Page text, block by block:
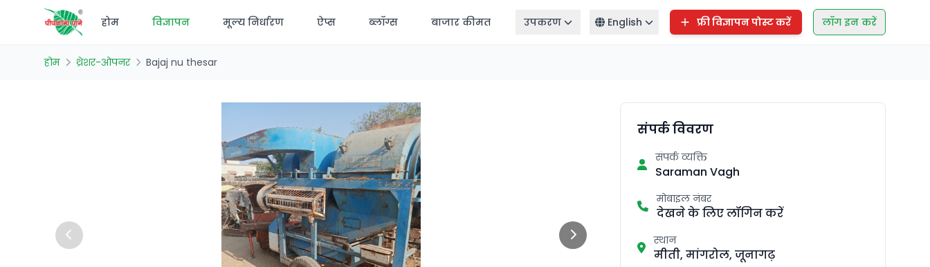
होम विज्ञापन मूल्य निर्धारण ऐप्स ब्लॉग्स बाजार कीमत उपकरण English फ्री विज्ञापन पोस्ट करें लॉग इन करें
होम थ्रेशर-ओपनर Bajaj nu thesar
संपर्क विवरण
संपर्क व्यक्ति
Saraman Vagh
मोबाइल नंबर
देखने के लिए लॉगिन करें
स्थान
मीती, मांगरोल, जूनागढ़